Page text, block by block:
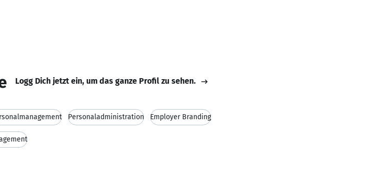
Logg Dich jetzt ein, um das ganze Profil zu sehen.
Personaladministration Employer Branding